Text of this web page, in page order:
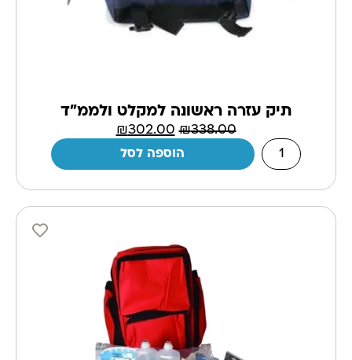
תיק עזרה ראשונה למקלט ולממ"ד
₪338.00
₪302.00
הוספה לסל